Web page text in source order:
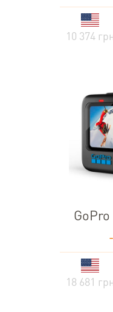
10 374
18 681